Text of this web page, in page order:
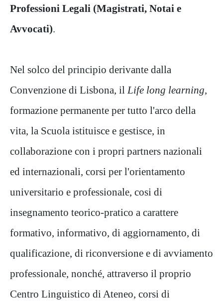
Professioni Legali (Magistrati, Notai e
Avvocati).
Nel solco del principio derivante dalla
Convenzione di Lisbona, il Life long learning,
formazione permanente per tutto l'arco della
vita, la Scuola istituisce e gestisce, in
collaborazione con i propri partners nazionali
ed internazionali, corsi per l'orientamento
universitario e professionale, cosi di
insegnamento teorico-pratico a carattere
formativo, informativo, di aggiornamento, di
qualificazione, di riconversione e di avviamento
professionale, nonché, attraverso il proprio
Centro Linguistico di Ateneo, corsi di